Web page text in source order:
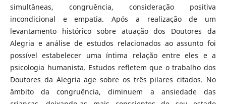
simultâneas, congruência, consideração positiva
incondicional e empatia. Após a realização de um
levantamento histórico sobre atuação dos Doutores da
Alegria e análise de estudos relacionados ao assunto foi
possível estabelecer uma íntima relação entre eles e a
psicologia humanista. Estudos refletem que o trabalho dos
Doutores da Alegria age sobre os três pilares citados. No
âmbito da congruência, diminuem a ansiedade das